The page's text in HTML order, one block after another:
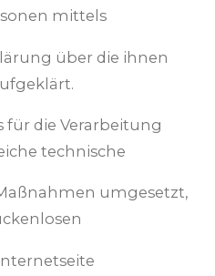
mittels
über die ihnen
für die Verarbeitung
technische
umgesetzt,